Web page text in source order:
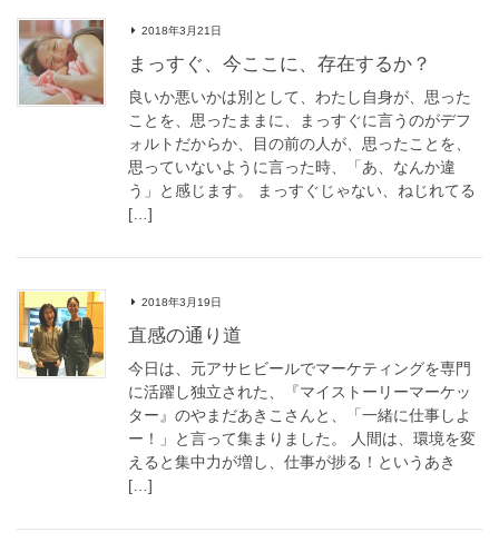
2018年3月21日
まっすぐ、今ここに、存在するか？
良いか悪いかは別として、わたし自身が、思った
ことを、思ったままに、まっすぐに言うのがデフ
ォルトだからか、目の前の人が、思ったことを、
思っていないように言った時、「あ、なんか違
う」と感じます。 まっすぐじゃない、ねじれてる
[…]
2018年3月19日
直感の通り道
今日は、元アサヒビールでマーケティングを専門
に活躍し独立された、『マイストーリーマーケッ
ター』のやまだあきこさんと、「一緒に仕事しよ
ー！」と言って集まりました。 人間は、環境を変
えると集中力が増し、仕事が捗る！というあき
[…]